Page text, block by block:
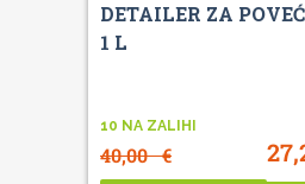
DETAILER ZA
1 L
10 NA ZALIHI
40,00€